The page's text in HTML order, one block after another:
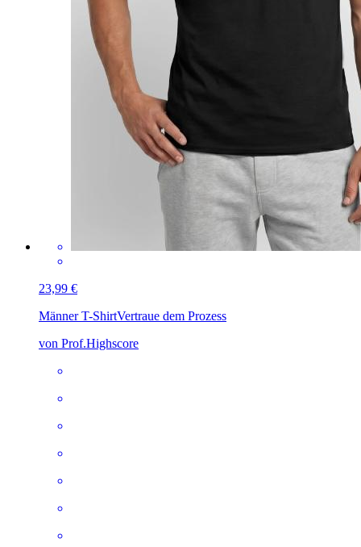
23,99 €
Männer T-ShirtVertraue dem Prozess
von Prof.Highscore